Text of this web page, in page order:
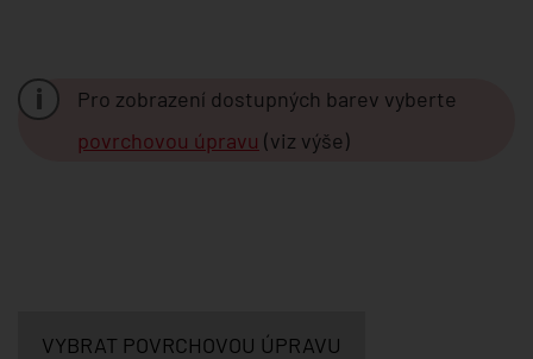
i
Pro zobrazení dostupných barev vyberte
povrchovou úpravu (viz výše)
VYBRAT POVRCHOVOU ÚPRAVU